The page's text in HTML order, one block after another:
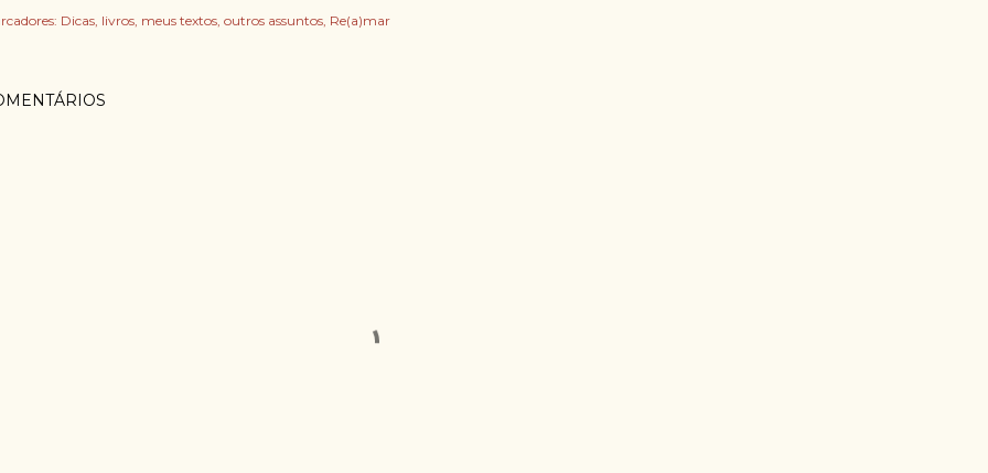
Dicas livros meus textos outros assuntos Re(a)mar